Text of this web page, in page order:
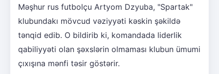
Məşhur rus futbolçu Artyom Dzyuba, "Spartak"
klubundakı mövcud vəziyyəti kəskin şəkildə
tənqid edib. O bildirib ki, komandada liderlik
qabiliyyəti olan şəxslərin olmaması klubun ümumi
çıxışına mənfi təsir göstərir.